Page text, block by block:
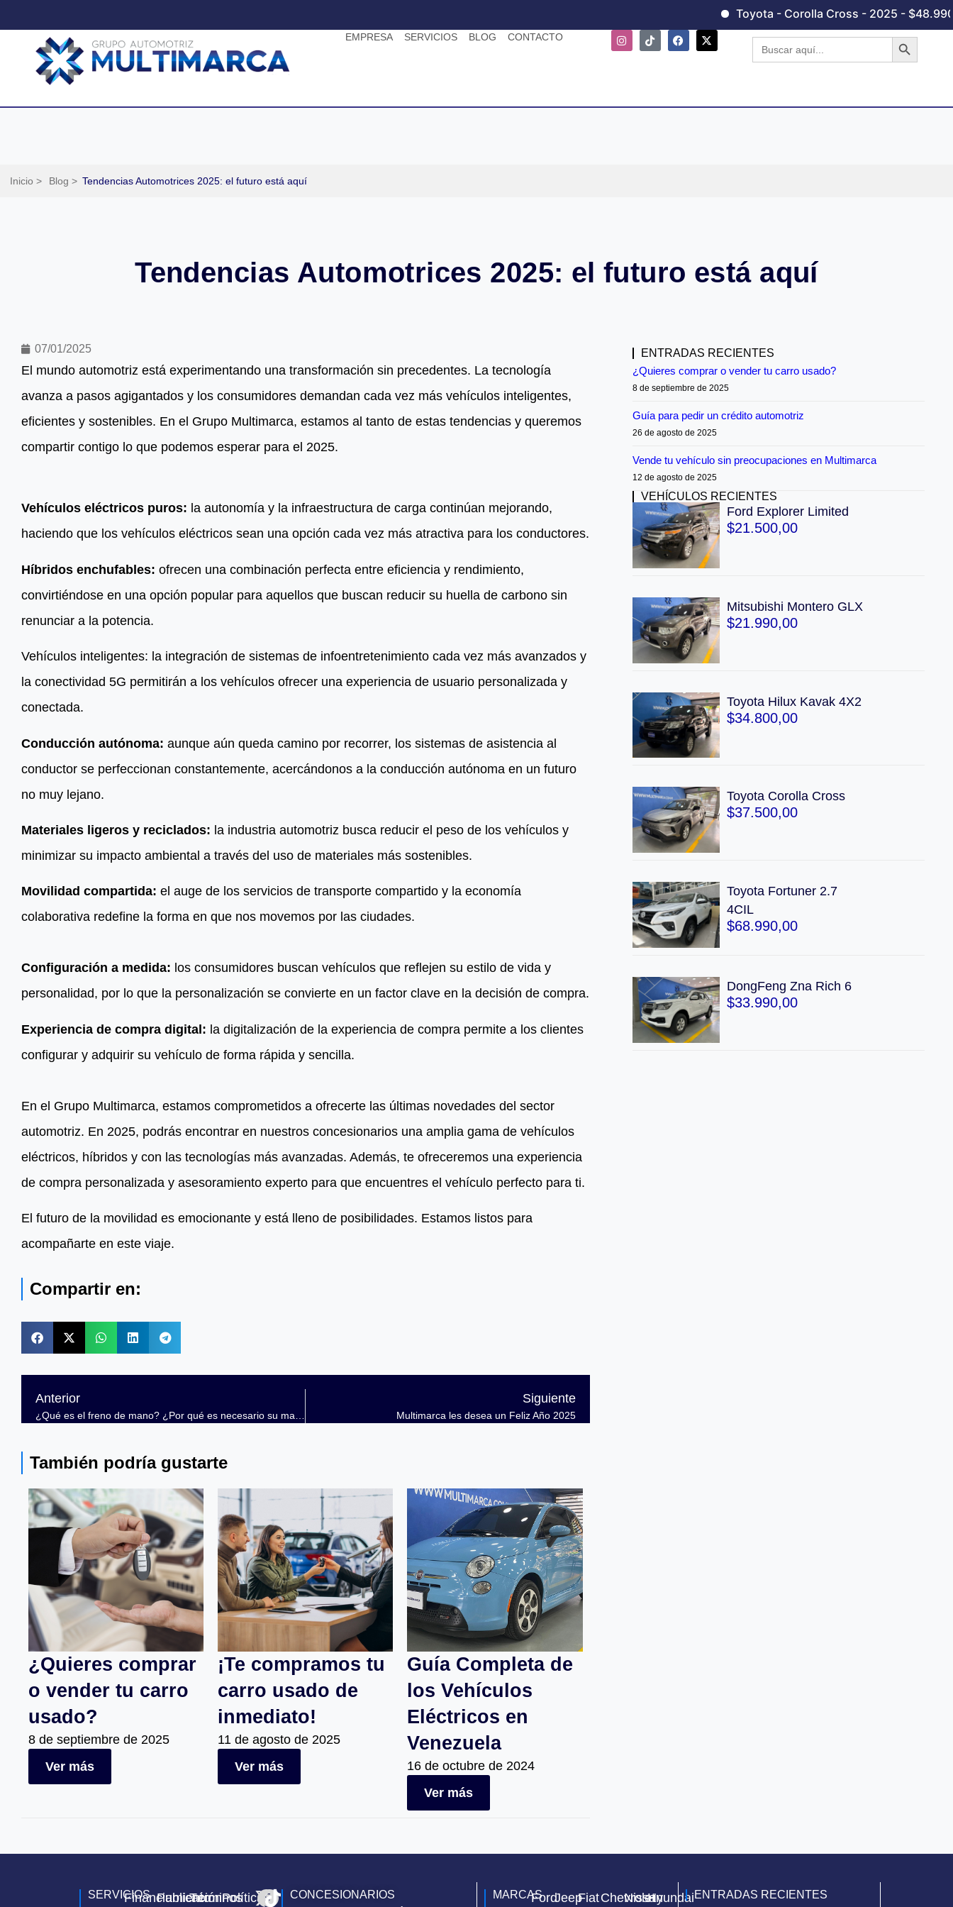
Toyota - Corolla Cross - 2025 - $48.990,00
EMPRESA SERVICIOS BLOG CONTACTO Buscar: Botón de
Inicio > Blog > Tendencias Automotrices 2025: el futuro está aquí
Tendencias Automotrices 2025: el futuro está aquí
07/01/2025
El mundo automotriz está experimentando una transformación sin precedentes. La tecnología
avanza a pasos agigantados y los consumidores demandan cada vez más vehículos inteligentes,
eficientes y sostenibles. En el Grupo Multimarca, estamos al tanto de estas tendencias y queremos
compartir contigo lo que podemos esperar para el 2025.
Vehículos eléctricos puros: la autonomía y la infraestructura de carga continúan mejorando,
haciendo que los vehículos eléctricos sean una opción cada vez más atractiva para los conductores.
Híbridos enchufables: ofrecen una combinación perfecta entre eficiencia y rendimiento,
convirtiéndose en una opción popular para aquellos que buscan reducir su huella de carbono sin
renunciar a la potencia.
Vehículos inteligentes: la integración de sistemas de infoentretenimiento cada vez más avanzados y
la conectividad 5G permitirán a los vehículos ofrecer una experiencia de usuario personalizada y
conectada.
Conducción autónoma: aunque aún queda camino por recorrer, los sistemas de asistencia al
conductor se perfeccionan constantemente, acercándonos a la conducción autónoma en un futuro
no muy lejano.
Materiales ligeros y reciclados: la industria automotriz busca reducir el peso de los vehículos y
minimizar su impacto ambiental a través del uso de materiales más sostenibles.
Movilidad compartida: el auge de los servicios de transporte compartido y la economía
colaborativa redefine la forma en que nos movemos por las ciudades.
Configuración a medida: los consumidores buscan vehículos que reflejen su estilo de vida y
personalidad, por lo que la personalización se convierte en un factor clave en la decisión de compra.
Experiencia de compra digital: la digitalización de la experiencia de compra permite a los clientes
configurar y adquirir su vehículo de forma rápida y sencilla.
En el Grupo Multimarca, estamos comprometidos a ofrecerte las últimas novedades del sector
automotriz. En 2025, podrás encontrar en nuestros concesionarios una amplia gama de vehículos
eléctricos, híbridos y con las tecnologías más avanzadas. Además, te ofreceremos una experiencia
de compra personalizada y asesoramiento experto para que encuentres el vehículo perfecto para ti.
El futuro de la movilidad es emocionante y está lleno de posibilidades. Estamos listos para
acompañarte en este viaje.
Compartir en:
Siguiente
Multimarca les desea un Feliz Año 2025
Anterior
También podría gustarte
¿Quieres comprar
o vender tu carro
usado?
8 de septiembre de 2025
Ver más
¡Te compramos tu
carro usado de
inmediato!
11 de agosto de 2025
Ver más
Guía Completa de
los Vehículos
Eléctricos en
Venezuela
16 de octubre de 2024
Ver más
ENTRADAS RECIENTES
¿Quieres comprar o vender tu carro usado?
8 de septiembre de 2025
Guía para pedir un crédito automotriz
26 de agosto de 2025
Vende tu vehículo sin preocupaciones en Multimarca
12 de agosto de 2025
VEHÍCULOS RECIENTES
Ford Explorer Limited
$21.500,00
Mitsubishi Montero GLX
$21.990,00
Toyota Hilux Kavak 4X2
$34.800,00
Toyota Corolla Cross
$37.500,00
Toyota Fortuner 2.7
4CIL
$68.990,00
DongFeng Zna Rich 6
$33.990,00
SERVICIOSFinanciamiento
Publicación
Términos
Política CONCESIONARIOS MARCASFordJeepFiatChevrolet
NissanHyundaiENTRADAS RECIENTES